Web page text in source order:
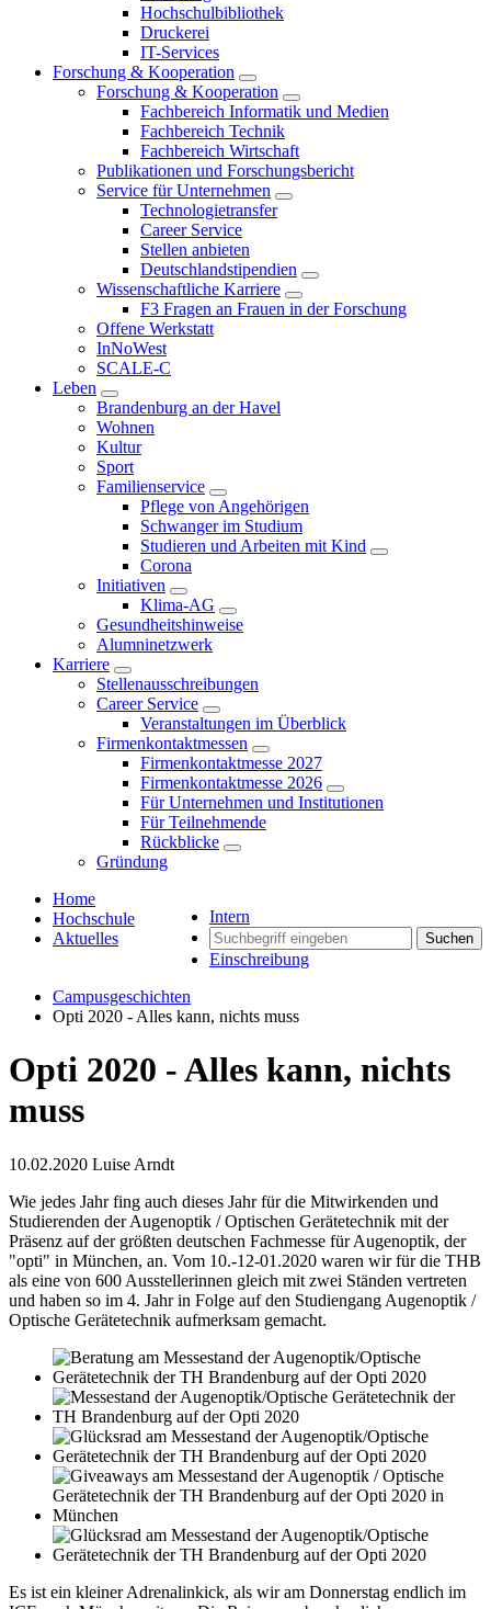
Hochschulbibliothek
Druckerei
IT-Services
Forschung & Kooperation
Forschung & Kooperation
Fachbereich Informatik und Medien
Fachbereich Technik
Fachbereich Wirtschaft
Publikationen und Forschungsbericht
Service für Unternehmen
Technologietransfer
Career Service
Stellen anbieten
Deutschlandstipendien
Wissenschaftliche Karriere
F3 Fragen an Frauen in der Forschung
Offene Werkstatt
InNoWest
SCALE-C
Leben
Brandenburg an der Havel
Wohnen
Kultur
Sport
Familienservice
Pflege von Angehörigen
Schwanger im Studium
Studieren und Arbeiten mit Kind
Corona
Initiativen
Klima-AG
Gesundheitshinweise
Alumninetzwerk
Karriere
Stellenausschreibungen
Career Service
Veranstaltungen im Überblick
Firmenkontaktmessen
Firmenkontaktmesse 2027
Firmenkontaktmesse 2026
Für Unternehmen und Institutionen
Für Teilnehmende
Rückblicke
Gründung
Intern
Suchen
Einschreibung
Home
Hochschule
Aktuelles
Campusgeschichten
Opti 2020 - Alles kann, nichts muss
Opti 2020 - Alles kann, nichts
muss
10.02.2020 Luise Arndt
Wie jedes Jahr fing auch dieses Jahr für die Mitwirkenden und
Studierenden der Augenoptik / Optischen Gerätetechnik mit der
Präsenz auf der größten deutschen Fachmesse für Augenoptik, der
"opti" in München, an. Vom 10.-12-01.2020 waren wir für die THB
als eine von 600 Ausstellerinnen gleich mit zwei Ständen vertreten
und haben so im 4. Jahr in Folge auf den Studiengang Augenoptik /
Optische Gerätetechnik aufmerksam gemacht.
Es ist ein kleiner Adrenalinkick, als wir am Donnerstag endlich im